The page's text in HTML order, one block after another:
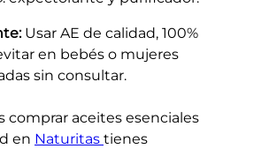
Usar AE de calidad, 100%
en bebés o mujeres
sin consultar.
comprar aceites esenciales
en Naturitas tienes